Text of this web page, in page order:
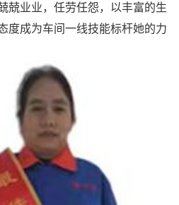
兢业业，任劳任怨，以丰富的生
度成为车间一线技能标杆她的力